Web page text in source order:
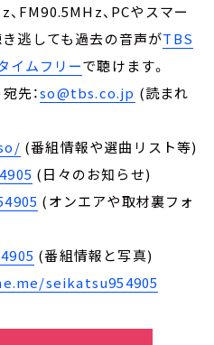
FM90.5MHz、PCやスマー
き逃しても過去の音声がTBS
イムフリーで聴けます。
先：so@tbs.co.jp (読まれ
(番組情報や選曲リスト等)
(日々のお知らせ)
(オンエアや取材裏フォ
(番組情報と写真)
seikatsu954905